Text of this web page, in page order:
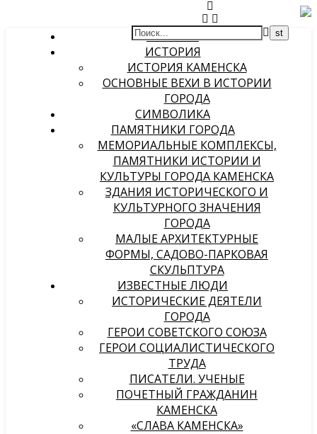
ГЛАВНАЯ
ИСТОРИЯ
ИСТОРИЯ КАМЕНСКА
ОСНОВНЫЕ ВЕХИ В ИСТОРИИ
ГОРОДА
СИМВОЛИКА
ПАМЯТНИКИ ГОРОДА
МЕМОРИАЛЬНЫЕ КОМПЛЕКСЫ,
ПАМЯТНИКИ ИСТОРИИ И
КУЛЬТУРЫ ГОРОДА КАМЕНСКА
ЗДАНИЯ ИСТОРИЧЕСКОГО И
КУЛЬТУРНОГО ЗНАЧЕНИЯ
ГОРОДА
МАЛЫЕ АРХИТЕКТУРНЫЕ
ФОРМЫ, САДОВО-ПАРКОВАЯ
СКУЛЬПТУРА
ИЗВЕСТНЫЕ ЛЮДИ
ИСТОРИЧЕСКИЕ ДЕЯТЕЛИ
ГОРОДА
ГЕРОИ СОВЕТСКОГО СОЮЗА
ГЕРОИ СОЦИАЛИСТИЧЕСКОГО
ТРУДА
ПИСАТЕЛИ. УЧЕНЫЕ
ПОЧЕТНЫЙ ГРАЖДАНИН
КАМЕНСКА
«СЛАВА КАМЕНСКА»